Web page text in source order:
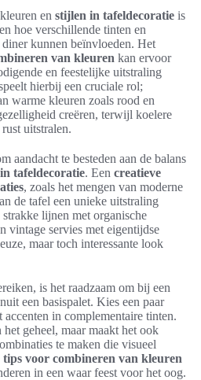
en stijlen in tafeldecoratie is
hoe verschillende tinten en
kunnen beïnvloeden. Het
van kleuren kan ervoor
en feestelijke uitstraling
hierbij een cruciale rol;
warme kleuren zoals rood en
creëren, terwijl koelere
uitstralen.
aandacht te besteden aan de balans
tafeldecoratie. Een creatieve
, zoals het mengen van moderne
de tafel een unieke uitstraling
lijnen met organische
vintage servies met eigentijdse
maar toch interessante look
is het raadzaam om bij een
een basispalet. Kies een paar
in complementaire tinten.
geheel, maar maakt het ook
te maken die visueel
tips voor combineren van kleuren
in een waar feest voor het oog.